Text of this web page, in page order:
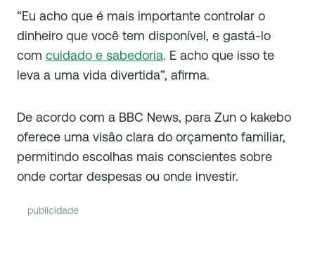
“Eu acho que é mais importante controlar o
dinheiro que você tem disponível, e gastá-lo
com cuidado e sabedoria. E acho que isso te
leva a uma vida divertida”, afirma.
De acordo com a BBC News, para Zun o kakebo
oferece uma visão clara do orçamento familiar,
permitindo escolhas mais conscientes sobre
onde cortar despesas ou onde investir.
publicidade